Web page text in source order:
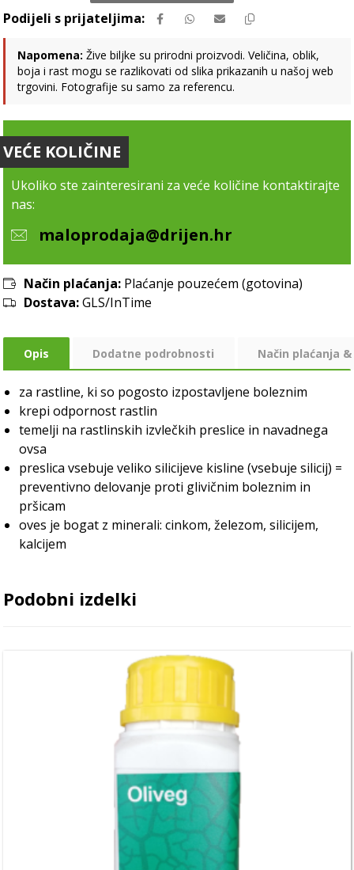
Napomena: Žive biljke su prirodni proizvodi. Veličina, oblik,
boja i rast mogu se razlikovati od slika prikazanih u našoj web
trgovini. Fotografije su samo za referencu.
VEĆE KOLIČINE
Ukoliko ste zainteresirani za veće količine kontaktirajte
nas:
maloprodaja@drijen.hr
Način plaćanja: Plaćanje pouzećem (gotovina)
Dostava:GLS/InTime
Opis Dodatne podrobnosti Način plaćanja
za rastline, ki so pogosto izpostavljene boleznim
krepi odpornost rastlin
temelji na rastlinskih izvlečkih preslice in navadnega
ovsa
preslica vsebuje veliko silicijeve kisline (vsebuje silicij) =
preventivno delovanje proti glivičnim boleznim in
pršicam
oves je bogat z minerali: cinkom, železom, silicijem,
kalcijem
Podobni izdelki